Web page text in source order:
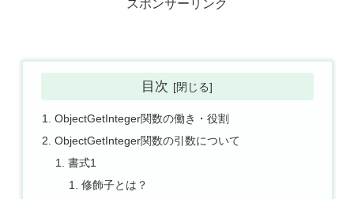
スポンサーリンク
目次
ObjectGetInteger関数の働き・役割
ObjectGetInteger関数の引数について
書式1
修飾子とは？